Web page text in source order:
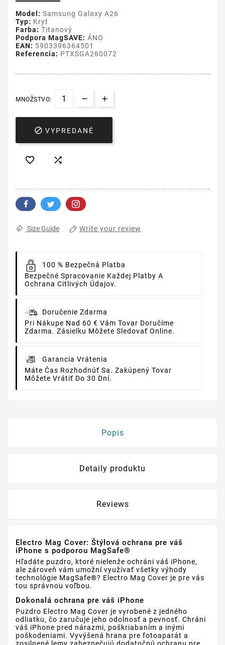
Model: Samsung Galaxy A26
Typ: Kryt
Farba: Titanový
Podpora MagSAVE: ÁNO
EAN: 5903396364501
Referencia: PTXSGA260072
MNOŽSTVO:
 VYPREDANÉ
 
Size Guide Write your review
100 % Bezpečná Platba
Bezpečné Spracovanie Každej Platby A
Ochrana Citlivých Údajov.
Doručenie Zdarma
Pri Nákupe Nad 60 € Vám Tovar Doručíme
Zdarma. Zásielku Môžete Sledovať Online.
Garancia Vrátenia
Máte Čas Rozhodnúť Sa. Zakúpený Tovar
Môžete Vrátiť Do 30 Dní.
Popis
Detaily produktu
Reviews
Electro Mag Cover: Štýlová ochrana pre váš
iPhone s podporou MagSafe®
Hľadáte puzdro, ktoré nielenže ochráni váš iPhone,
ale zároveň vám umožní využívať všetky výhody
technológie MagSafe®? Electro Mag Cover je pre vás
tou správnou voľbou.
Dokonalá ochrana pre váš iPhone
Puzdro Electro Mag Cover je vyrobené z jedného
odliatku, čo zaručuje jeho odolnosť a pevnosť. Chráni
váš iPhone pred nárazmi, poškriabaním a inými
poškodeniami. Vyvýšená hrana pre fotoaparát a